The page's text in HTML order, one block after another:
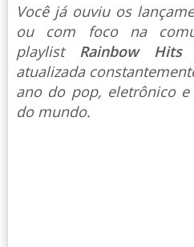
Você já ouviu os
ou com foco na
playlist Rainbow
atualizada
ano do pop, eletrônico e
do mundo.